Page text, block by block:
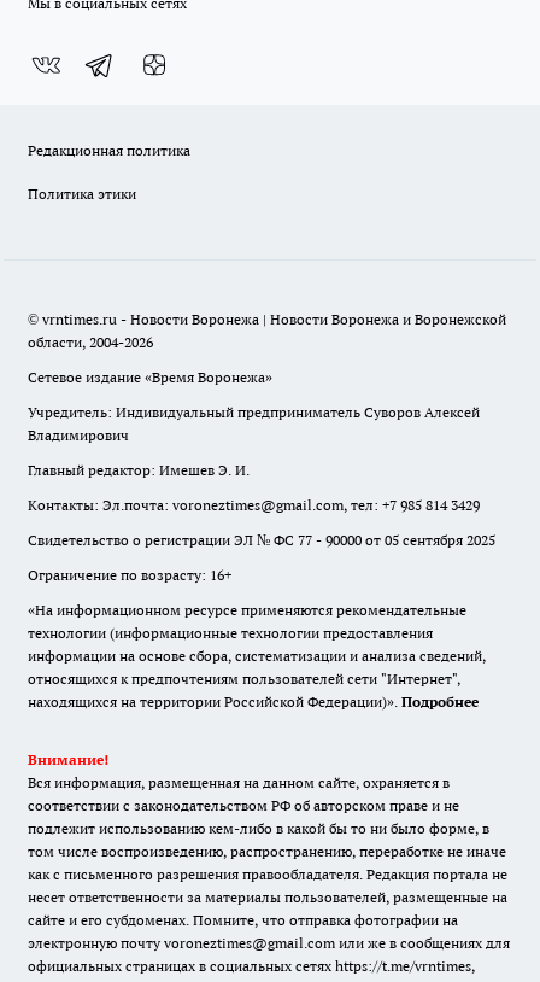
Редакционная политика
Политика этики
© vrntimes.ru - Новости Воронежа | Новости Воронежа и Воронежской
области, 2004-2026
Сетевое издание «Время Воронежа»
Учредитель: Индивидуальный предприниматель Суворов Алексей
Владимирович
Главный редактор: Имешев Э. И.
Контакты: Эл.почта: voroneztimes@gmail.com, тел: +7 985 814 3429
Свидетельство о регистрации ЭЛ № ФС 77 - 90000 от 05 сентября 2025
Ограничение по возрасту: 16+
«На информационном ресурсе применяются рекомендательные
технологии (информационные технологии предоставления
информации на основе сбора, систематизации и анализа сведений,
относящихся к предпочтениям пользователей сети "Интернет",
находящихся на территории Российской Федерации)». Подробнее
Внимание!
Вся информация, размещенная на данном сайте, охраняется в
соответствии с законодательством РФ об авторском праве и не
подлежит использованию кем-либо в какой бы то ни было форме, в
том числе воспроизведению, распространению, переработке не иначе
как с письменного разрешения правообладателя. Редакция портала не
несет ответственности за материалы пользователей, размещенные на
сайте и его субдоменах. Помните, что отправка фотографии на
электронную почту voroneztimes@gmail.com или же в сообщениях для
официальных страницах в социальных сетях https://t.me/vrntimes,